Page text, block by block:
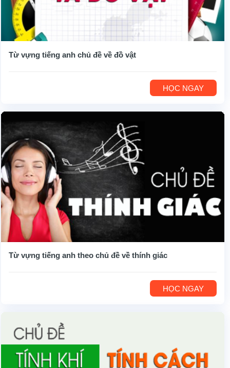
Từ vựng tiếng anh chủ đề về đồ vật
HỌC NGAY
Từ vựng tiếng anh theo chủ đề về thính giác
HỌC NGAY